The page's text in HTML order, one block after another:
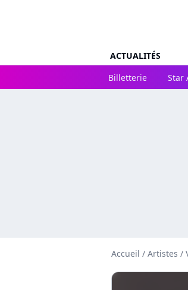
ACTUALITÉS
Billetterie
Star
Accueil / Artistes /